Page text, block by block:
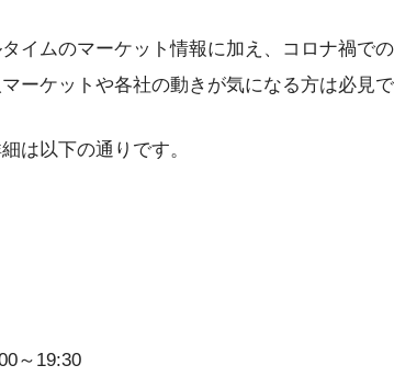
イムのマーケット情報に加え、コロナ禍で
ーケットや各社の動きが気になる方は必見で
は以下の通りです。
～19:30